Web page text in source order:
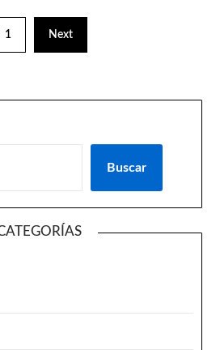
1 Next
Buscar